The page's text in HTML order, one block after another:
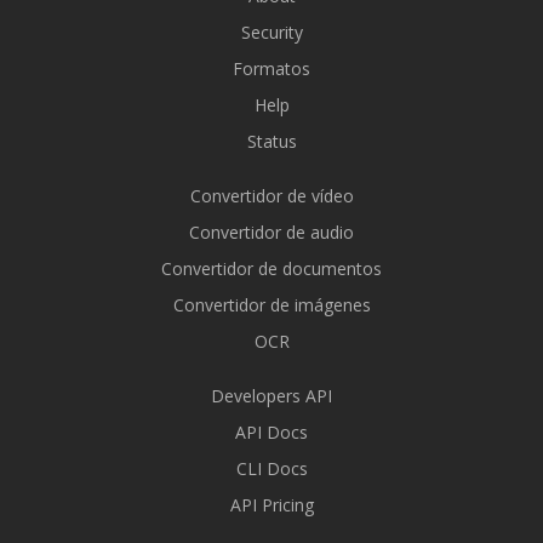
Security
Formatos
Help
Status
Convertidor de vídeo
Convertidor de audio
Convertidor de documentos
Convertidor de imágenes
OCR
Developers API
API Docs
CLI Docs
API Pricing